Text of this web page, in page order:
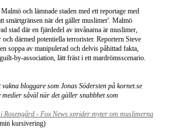
och lämnade staden med ett reportage med
smärtgränsen när det gäller muslimer'. Malmö
stad där en fjärdedel av invånarna är muslimer,
därmed potentiella terrorister. Reportern Steve
soppa av manipulerad och delvis påhittad fakta,
by-association, lätt fräst i ett mardrömsscenario.
bloggare som Jonas Södersten på kornet.se
såväl när det gäller snabbhet som
Rosengård - Fox News sprider myter om muslimerna
kursivering)